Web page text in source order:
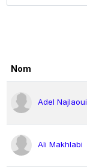
Nom
Adel Najlaoui
Ali Makhlabi